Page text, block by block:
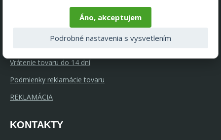
Ponúkame kvalitný nábytok
GDPR a súbory cookie
Vrátenie tovaru do 14 dní
Podmienky reklamácie tovaru
REKLAMÁCIA
KONTAKTY
Áno, akceptujem
Podrobné nastavenia s vysvetlením